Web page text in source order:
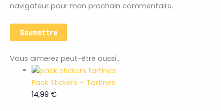
navigateur pour mon prochain commentaire.
Vous aimerez peut-être aussi…
Pack Stickers – Tartines
14,99 €